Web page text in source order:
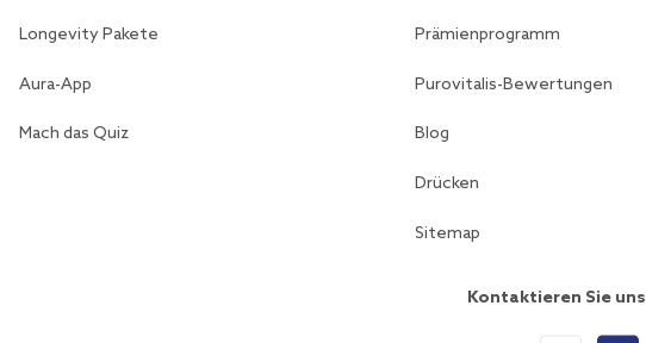
Longevity Pakete
Aura-App
Mach das Quiz
Prämienprogramm
Purovitalis-Bewertungen
Blog
Drücken
Sitemap
Kontaktieren Sie uns